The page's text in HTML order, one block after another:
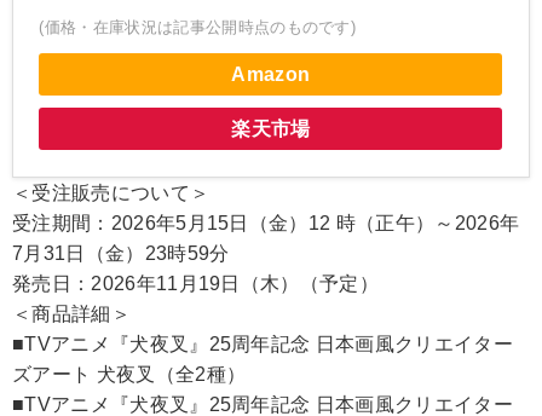
(価格・在庫状況は記事公開時点のものです)
Amazon
楽天市場
＜受注販売について＞
受注期間：2026年5月15日（金）12 時（正午）～2026年
7月31日（金）23時59分
発売日：2026年11月19日（木）（予定）
＜商品詳細＞
■TVアニメ『犬夜叉』25周年記念 日本画風クリエイター
ズアート 犬夜叉（全2種）
■TVアニメ『犬夜叉』25周年記念 日本画風クリエイター